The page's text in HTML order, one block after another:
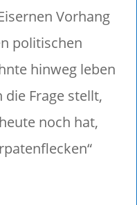
Vorhang
politischen
hinweg leben
Frage stellt,
noch hat,